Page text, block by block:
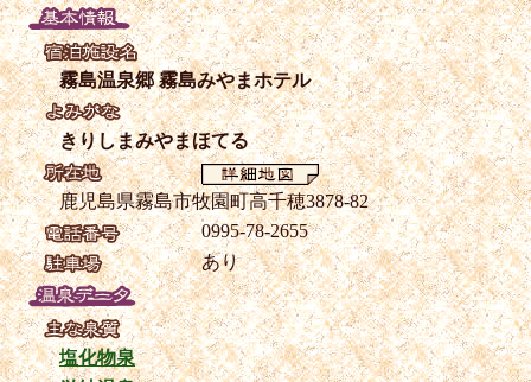
霧島温泉郷 霧島みやまホテル
きりしまみやまほてる
鹿児島県霧島市牧園町高千穂3878-82
0995-78-2655
あり
塩化物泉